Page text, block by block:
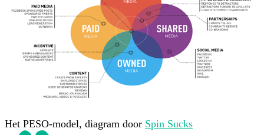
Het PESO-model, diagram door Spin Sucks